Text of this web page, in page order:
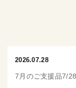
2026.07.28
7月のご支援品7/